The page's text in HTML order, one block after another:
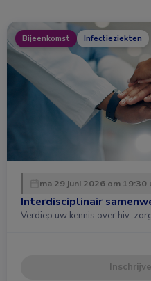
Bijeenkomst Infectieziekten
ma 29 juni 2026 om 19:30
Interdisciplinair
Verdiep uw kennis over hiv-